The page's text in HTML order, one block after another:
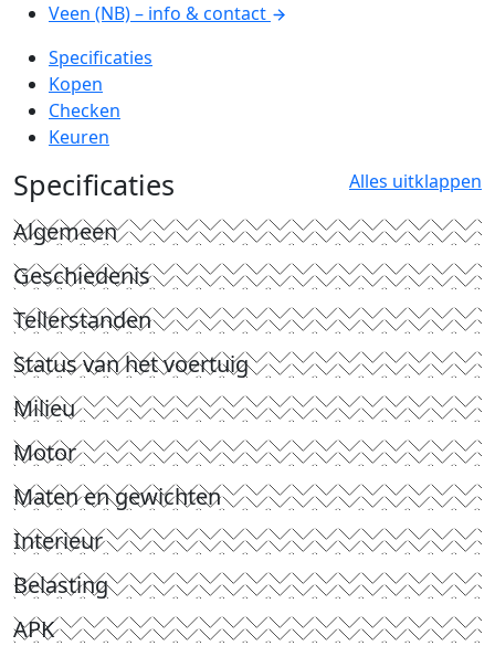
Veen (NB) – info & contact
Specificaties
Kopen
Checken
Keuren
Specificaties Alles uitklappen
Algemeen
Geschiedenis
Tellerstanden
Status van het voertuig
Milieu
Motor
Maten en gewichten
Interieur
Belasting
APK